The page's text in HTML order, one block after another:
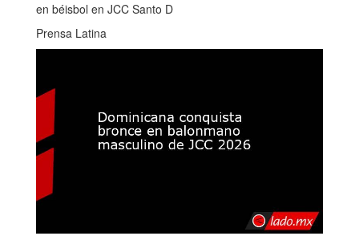
en béisbol en JCC Santo D
Prensa Latina